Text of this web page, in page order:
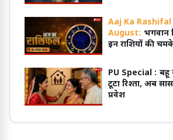
Aaj Ka Rashifal
August: भगवान
इन राशियों की
PU Special : बहू
टूटा रिश्ता, अब
प्रवेश